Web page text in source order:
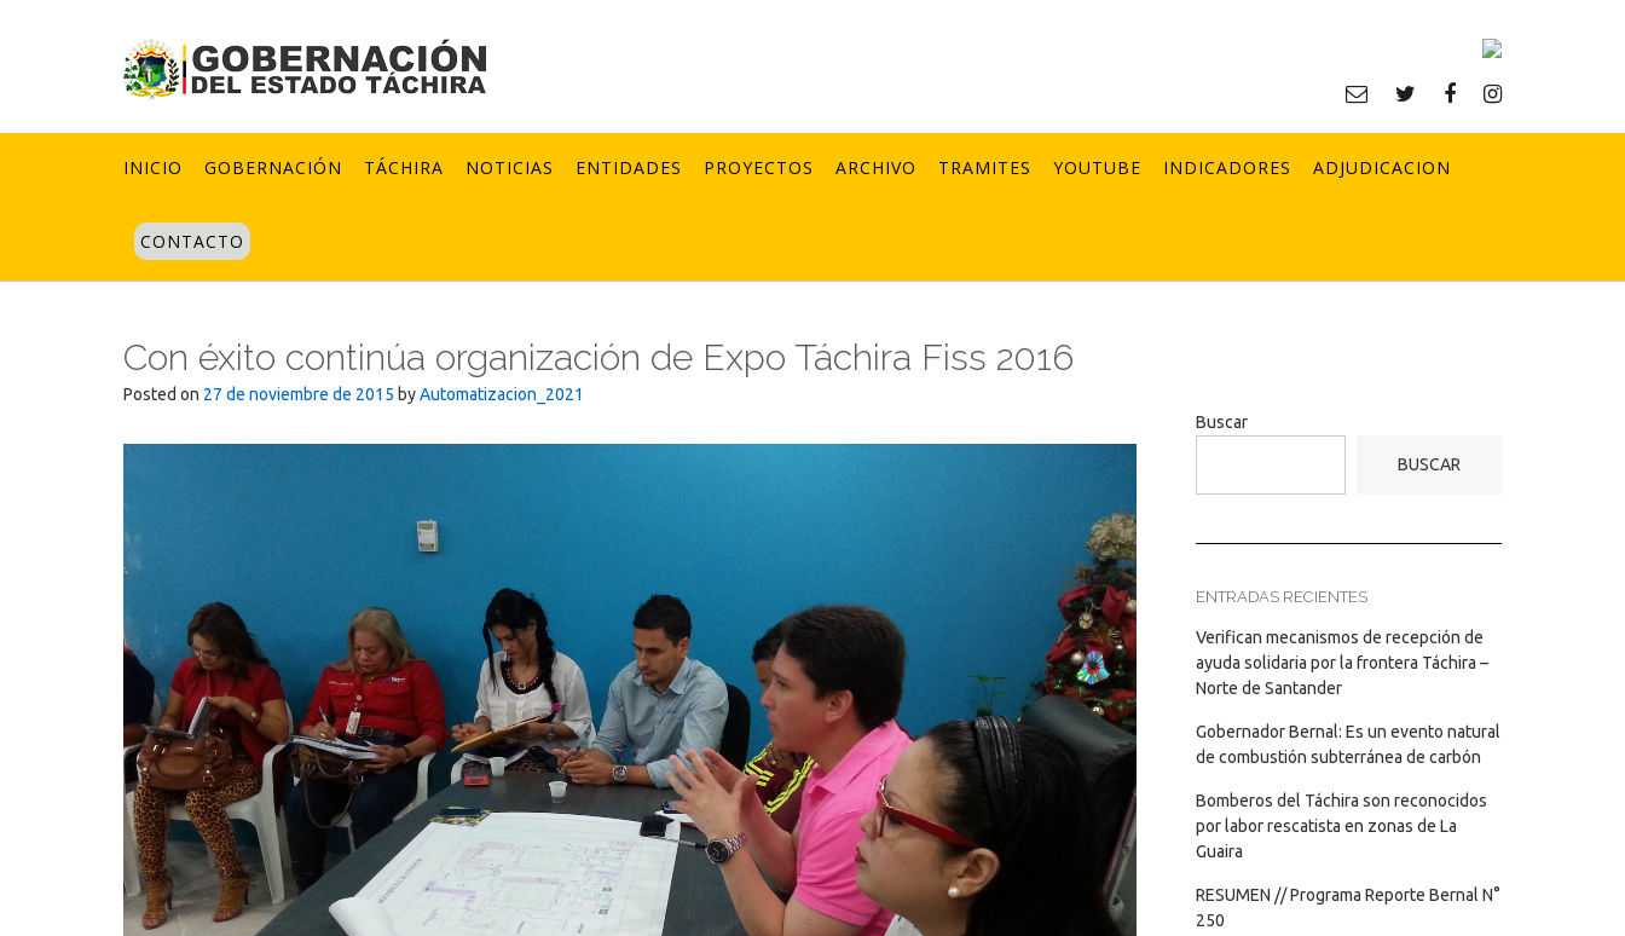
INICIO GOBERNACIÓN TÁCHIRA NOTICIAS ENTIDADES PROYECTOS ARCHIVO TRAMITES YOUTUBE INDICADORES ADJUDICACION
CONTACTO
Con éxito continúa organización de Expo Táchira Fiss 2016
Posted on 27 de noviembre de 2015 byAutomatizacion_2021
Buscar
BUSCAR
ENTRADAS RECIENTES
Verifican mecanismos de recepción de
ayuda solidaria por la frontera Táchira –
Norte de Santander
Gobernador Bernal: Es un evento natural
de combustión subterránea de carbón
Bomberos del Táchira son reconocidos
por labor rescatista en zonas de La
Guaira
RESUMEN // Programa Reporte Bernal N°
250